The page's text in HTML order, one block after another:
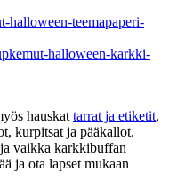
halloween-teemapaperi-
halloween-karkki-
hauskat tarrat ja etiketit,
kurpitsat ja pääkallot.
vaikka karkkibuffan
ja ota lapset mukaan